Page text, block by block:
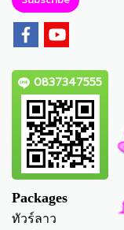
0837347555
Packages
ทัวร์ลาว